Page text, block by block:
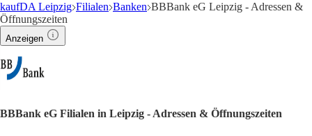
kaufDA Leipzig Filialen Banken BBBank eG Leipzig - Adressen &
Öffnungszeiten
Anzeigen
BBBank eG Filialen in Leipzig - Adressen & Öffnungszeiten